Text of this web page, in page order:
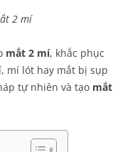
2 mí
mắt 2 mí, khắc phục
mí lót hay mắt bị sụp
tự nhiên và tạo mắt